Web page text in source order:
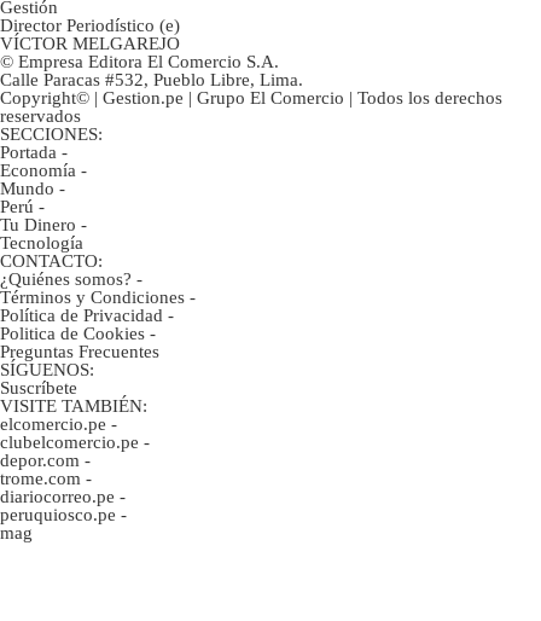
Gestión
Director Periodístico (e)
VÍCTOR MELGAREJO
© Empresa Editora El Comercio S.A.
Calle Paracas #532, Pueblo Libre, Lima.
Copyright© | Gestion.pe | Grupo El Comercio | Todos los derechos
reservados
SECCIONES:
Portada -
Economía -
Mundo -
Perú -
Tu Dinero -
Tecnología
CONTACTO:
¿Quiénes somos? -
Términos y Condiciones -
Política de Privacidad -
Politica de Cookies -
Preguntas Frecuentes
SÍGUENOS:
Suscríbete
VISITE TAMBIÉN:
elcomercio.pe -
clubelcomercio.pe -
depor.com -
trome.com -
diariocorreo.pe -
peruquiosco.pe -
mag